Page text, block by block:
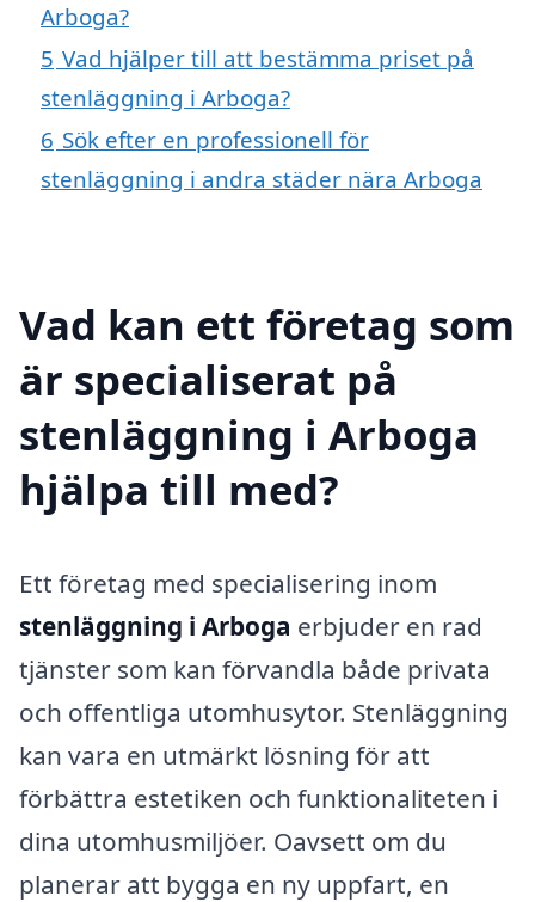
Arboga?
5 Vad hjälper till att bestämma priset på
stenläggning i Arboga?
6 Sök efter en professionell för
stenläggning i andra städer nära Arboga
Vad kan ett företag som
är specialiserat på
stenläggning i Arboga
hjälpa till med?
Ett företag med specialisering inom
stenläggning i Arboga erbjuder en rad
tjänster som kan förvandla både privata
och offentliga utomhusytor. Stenläggning
kan vara en utmärkt lösning för att
förbättra estetiken och funktionaliteten i
dina utomhusmiljöer. Oavsett om du
planerar att bygga en ny uppfart, en